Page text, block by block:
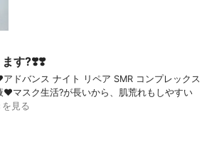
ます?❣️❣️
アドバンス ナイト リペア SMR コンプレックス
❤️マスク生活?が長いから、肌荒れもしやすい
見る